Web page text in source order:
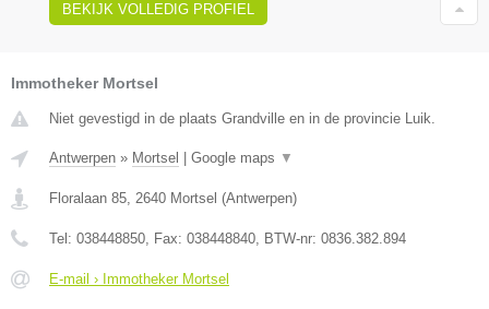
BEKIJK VOLLEDIG PROFIEL
Immotheker Mortsel
Niet gevestigd in de plaats Grandville en in de provincie Luik.
Antwerpen » Mortsel Google maps ▼
Floralaan 85, 2640 Mortsel (Antwerpen)
Tel: 038448850, Fax: 038448840, BTW-nr: 0836.382.894
E-mail › Immotheker Mortsel